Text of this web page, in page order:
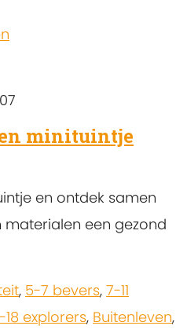
minituintje
en ontdek samen
materialen een gezond
, 5-7 bevers, 7-11
18 explorers, Buitenleven,